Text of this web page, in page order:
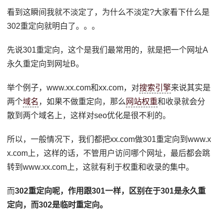
看到这瞬间我就不淡定了，为什么不淡定?大家看下什么是
302重定向就明白了。。。
先说301重定向，这个是我们最常用的，就是把一个网址A
永久重定向到网址B。
举个例子，www.xx.com和xx.com，对搜索引擎来说其实是
两个域名 ，如果不做重定向，那么 网站权重和收录就会分
散到两个域名上，这样对seo优化是很不利的。
所以，一般情况下，我们都把xx.com做301重定向到www.x
x.com上，这样的话，不管用户访问哪个网址，最后都会跳
转到www.xx.com上，这就有利于权重和收录的集中。
而302重定向呢，作用跟301一样，区别在于301是永久重
定向，而302是临时重定向。